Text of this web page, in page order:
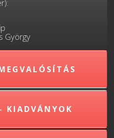
György
KIADVÁNYOK